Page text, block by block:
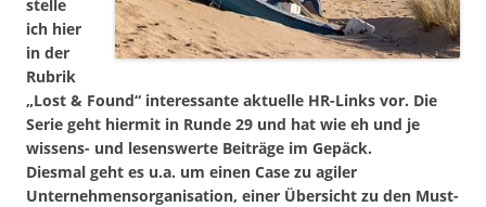
stelle
ich hier
in der
Rubrik
„Lost & Found“ interessante aktuelle HR-Links vor. Die
Serie geht hiermit in Runde 29 und hat wie eh und je
wissens- und lesenswerte Beiträge im Gepäck.
Diesmal geht es u.a. um einen Case zu agiler
Unternehmensorganisation, einer Übersicht zu den Must-